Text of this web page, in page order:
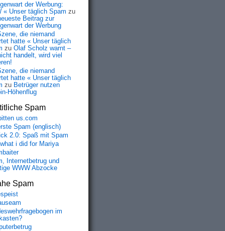
der Werbung:
« Unser täglich Spam zu
Beitrag zur
der Werbung
die niemand
hatte « Unser täglich
zu Olaf Scholz warnt –
handelt, wird viel
die niemand
hatte « Unser täglich
zu Betrüger nutzen
Höhenflug
Spam
us.com
Spam (englisch)
2.0: Spaß mit Spam
what i did for Mariya
Internetbetrug und
WWW Abzocke
Spam
im